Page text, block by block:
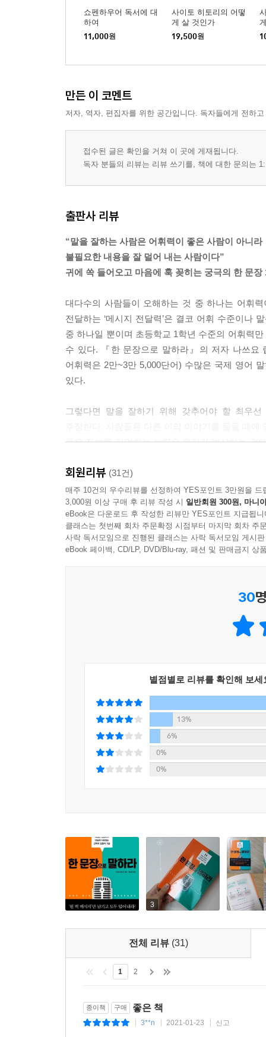
에필로그 덜어 낼 용기는 강력한 비즈니스 무기가
쇼펜하우어 독서에 대
하여
11,000원
사이토 히토리의 어떻
게 살 것인가
19,500원
만든 이 코멘트
저자, 역자, 편집자를 위한 공간입니다. 독자들에게 전하
접수된 글은 확인을 거쳐 이 곳에 게재됩니다.
독자 분들의 리뷰는 리뷰 쓰기를, 책에 대한 문의는
출판사 리뷰
“말을 잘하는 사람은 어휘력이 좋은 사람이 아니라
불필요한 내용을 잘 덜어 내는 사람이다”
귀에 쏙 들어오고 마음에 훅 꽂히는 궁극의 한 문장
대다수의 사람들이 오해하는 것 중 하나는 어휘
전달하는 ‘메시지 전달력’은 결코 어휘 수준이나
중 하나일 뿐이며 초등학교 1학년 수준의 어휘력
수 있다. 『한 문장으로 말하라』의 저자 나쓰요
어휘력은 2만~3만 5,000단어) 수많은 국제 영어
있다.
그렇다면 말을 잘하기 위해 갖추어야 할 최우
들은 정보를 기억하는 능력은 우리가 예상하는 것
한다.
“프레젠테이션, 보고, 영업 미팅…
모든 말하기에 단 하나의 메시지만 담아라!”
상위 1% 직장인들이 실전에서 활용하는 말하기 기
비즈니스 석상에서 말을 할 때는 다음 질문을 의식
이야기에서 반드시 전달해야 할 단 하나의 메시지
모든 이야기에는 상대방에게 꼭 전달하고 싶은
메소드를 활용하여 자신이 하고자 하는 이야기
바를 더욱 명확히 할 것을 강조한다.
브레이크스루 메소드는 ① 불필요한 메시지 정리
총 3단계로 이루어진다. 1단계는 ‘듣는 이는 누구
이 책이 전하는 것은 말센스가 유려한 사람들이
상대의 머릿속에 전하려는 메시지를 명확하게 꽂
저맥락 화법, 4F의 원칙, 확산과 수렴의 사고
상황에서 ‘전달’을 성공시키고 상대방을 자신의
회원리뷰 (31건)
매주 10건의 우수리뷰를 선정하여 YES포인트 3만원을 드
3,000원 이상 구매 후 리뷰 작성 시 일반회원 300원, 마니
eBook은 다운로드 후 작성한 리뷰만 YES포인트 지급됩니
클래스는 첫번째 회차 주문확정 시점부터 마지막 회차 주
사락 독서모임으로 진행된 클래스는 사락 독서모임 게시
eBook 페이백, CD/LP, DVD/Blu-ray, 패션 및 판매금지 상
30
별점별로 리뷰를 확인해 보세
13%
6%
0%
0%
3
전체 리뷰 (31)
1 2
종이책 구매 좋은 책
3**n 2021-01-23 신고